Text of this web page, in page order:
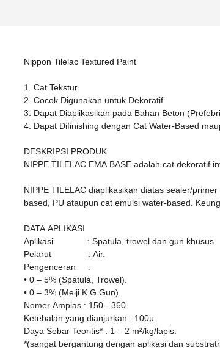
Nippon Tilelac Textured Paint
1. Cat Tekstur
2. Cocok Digunakan untuk Dekoratif
3. Dapat Diaplikasikan pada Bahan Beton
4. Dapat Difinishing dengan Cat Water-Based
DESKRIPSI PRODUK
NIPPE TILELAC EMA BASE adalah cat
NIPPE TILELAC diaplikasikan diatas sealer/
based, PU ataupun cat emulsi water-based.
DATA APLIKASI
Aplikasi : Spatula, trowel dan gun khusus.
Pelarut : Air.
Pengenceran :
• 0 – 5% (Spatula, Trowel).
• 0 – 3% (Meiji K G Gun).
Nomer Amplas : 150 - 360.
Ketebalan yang dianjurkan : 100μ.
Daya Sebar Teoritis* : 1 – 2 m²/kg/lapis.
*(sangat bergantung dengan aplikasi dan